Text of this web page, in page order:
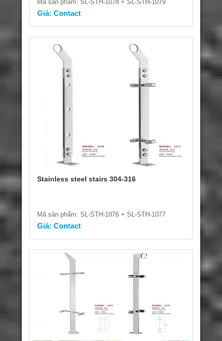
Mã sản phẩm: SL-STH-1078 + SL-STH-1079
Giá: Contact
Stainless steel stairs 304-316
Mã sản phẩm: SL-STH-1076 + SL-STH-1077
Giá: Contact